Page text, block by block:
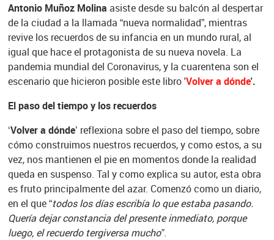
Antonio Muñoz Molina asiste desde su balcón al despertar
de la ciudad a la llamada “nueva normalidad”, mientras
revive los recuerdos de su infancia en un mundo rural, al
igual que hace el protagonista de su nueva novela. La
pandemia mundial del Coronavirus, y la cuarentena son el
escenario que hicieron posible este libro 'Volver a dónde'.
El paso del tiempo y los recuerdos
‘Volver a dónde’ reflexiona sobre el paso del tiempo, sobre
cómo construimos nuestros recuerdos, y como estos, a su
vez, nos mantienen el pie en momentos donde la realidad
queda en suspenso. Tal y como explica su autor, esta obra
es fruto principalmente del azar. Comenzó como un diario,
en el que “todos los días escribía lo que estaba pasando.
Quería dejar constancia del presente inmediato, porque
luego, el recuerdo tergiversa mucho”.